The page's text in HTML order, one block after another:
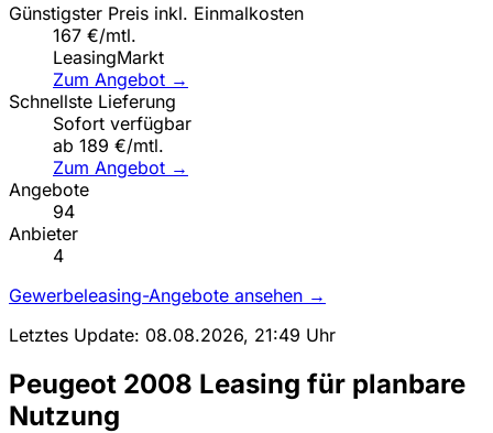
Günstigster Preis inkl. Einmalkosten
167 €/mtl.
LeasingMarkt
Zum Angebot →
Schnellste Lieferung
Sofort verfügbar
ab 189 €/mtl.
Zum Angebot →
Angebote
94
Anbieter
4
Gewerbeleasing-Angebote ansehen →
Letztes Update: 08.08.2026, 21:49 Uhr
Peugeot 2008 Leasing für planbare
Nutzung